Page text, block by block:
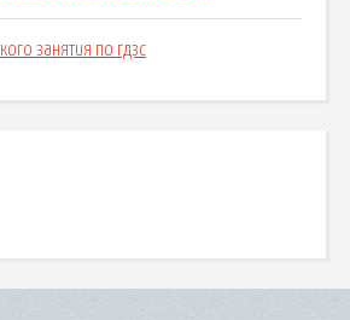
занятия по гдзс